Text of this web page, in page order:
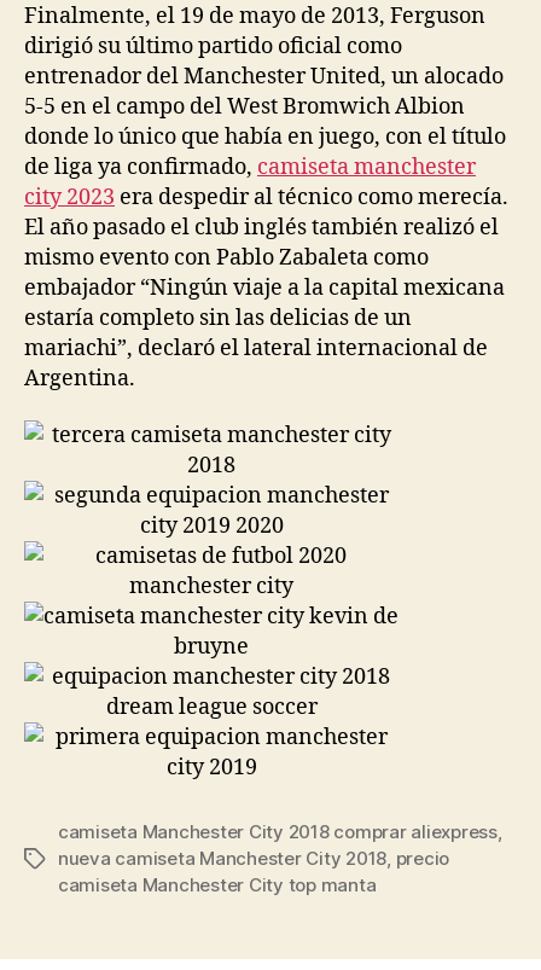
Finalmente, el 19 de mayo de 2013, Ferguson
dirigió su último partido oficial como
entrenador del Manchester United, un alocado
5-5 en el campo del West Bromwich Albion
donde lo único que había en juego, con el título
de liga ya confirmado, camiseta manchester
city 2023 era despedir al técnico como merecía.
El año pasado el club inglés también realizó el
mismo evento con Pablo Zabaleta como
embajador “Ningún viaje a la capital mexicana
estaría completo sin las delicias de un
mariachi”, declaró el lateral internacional de
Argentina.
Etiquetas
camiseta Manchester City 2018 comprar aliexpress,
nueva camiseta Manchester City 2018, precio
camiseta Manchester City top manta